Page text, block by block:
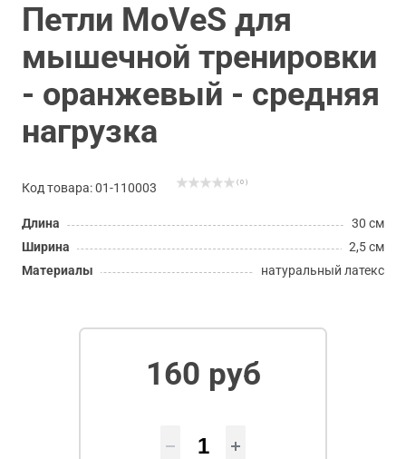
Петли MoVeS для
мышечной тренировки
- оранжевый - средняя
нагрузка
Код товара: 01-110003 ( 0 )
Длина
30 см
Ширина
2,5 см
Материалы
натуральный латекс
160 руб